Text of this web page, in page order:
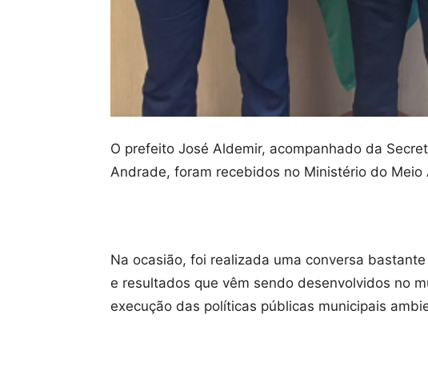
O prefeito José Aldemir, acompanhado da
Andrade, foram recebidos no Ministério do
Na ocasião, foi realizada uma conversa
e resultados que vêm sendo desenvolvidos no
execução das políticas públicas municipais